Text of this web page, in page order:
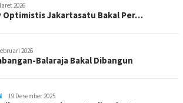
2026
Optimistis Jakartasatu Bakal Per…
2026
Balaraja Bakal Dibangun
19 Desember 2025